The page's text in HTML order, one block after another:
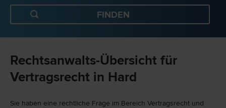
Rechtsanwalts-Übersicht für
Vertragsrecht in Hard
Sie haben eine rechtliche Frage im Bereich Vertragsrecht und